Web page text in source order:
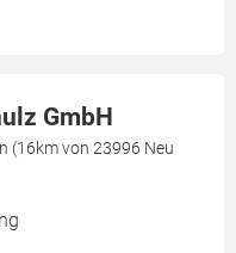
GmbH
(16km von 23996 Neu